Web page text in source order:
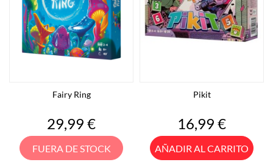
Fairy Ring
Precio
29,99 €
FUERA DE STOCK
Pikit
Precio
16,99 €
AÑADIR AL CARRITO